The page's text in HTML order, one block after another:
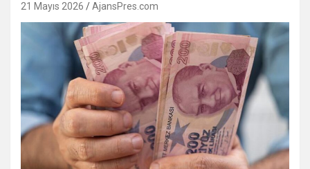
21 Mayıs 2026 AjansPres.com